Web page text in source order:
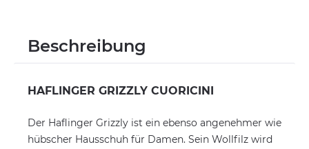
Beschreibung
HAFLINGER GRIZZLY CUORICINI
Der Haflinger Grizzly ist ein ebenso angenehmer wie
hübscher Hausschuh für Damen. Sein Wollfilz wird